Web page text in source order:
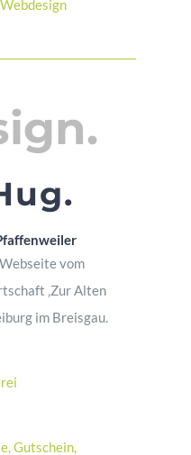
Webdesign
vom
‚Zur Alten
im Breisgau.
Gutschein,